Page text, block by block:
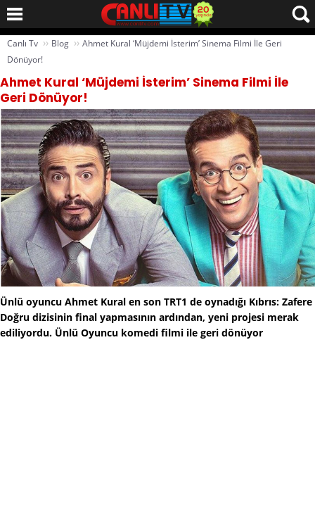
Canlı Tv ›› Blog ›› Ahmet Kural ‘Müjdemi İsterim’ Sinema Filmi İle Geri
Dönüyor!
Ahmet Kural ‘Müjdemi İsterim’ Sinema Filmi İle
Geri Dönüyor!
Ünlü oyuncu Ahmet Kural en son TRT1 de oynadığı Kıbrıs: Zafere
Doğru dizisinin final yapmasının ardından, yeni projesi merak
ediliyordu. Ünlü Oyuncu komedi filmi ile geri dönüyor